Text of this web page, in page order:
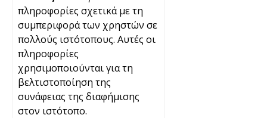
πληροφορίες σχετικά με τη
συμπεριφορά των χρηστών σε
πολλούς ιστότοπους. Αυτές οι
πληροφορίες
χρησιμοποιούνται για τη
βελτιστοποίηση της
συνάφειας της διαφήμισης
στον ιστότοπο.